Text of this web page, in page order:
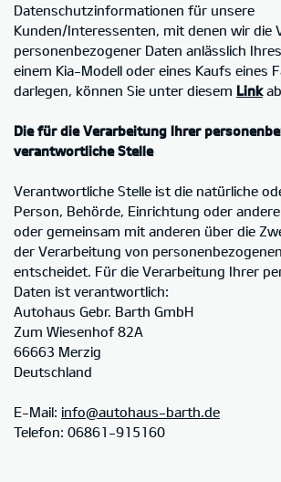
Datenschutzinformationen für unsere
Kunden/Interessenten, mit denen wir die
personenbezogener Daten anlässlich
einem Kia-Modell oder eines Kaufs eines
darlegen, können Sie unter diesem Link
Die für die Verarbeitung Ihrer
verantwortliche Stelle
Verantwortliche Stelle ist die natürliche
Person, Behörde, Einrichtung oder andere
oder gemeinsam mit anderen über die
der Verarbeitung von
entscheidet. Für die Verarbeitung Ihrer
Daten ist verantwortlich:
Autohaus Gebr. Barth GmbH
Zum Wiesenhof 82A
66663 Merzig
Deutschland
E-Mail: info@autohaus-barth.de
Telefon: 06861-915160